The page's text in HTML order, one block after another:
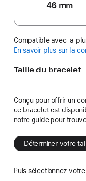
46 mm
Compatible avec la
En savoir plus sur la
Taille du bracelet
Conçu pour offrir un
ce bracelet est
notre guide pour
Déterminer votre
Puis sélectionnez